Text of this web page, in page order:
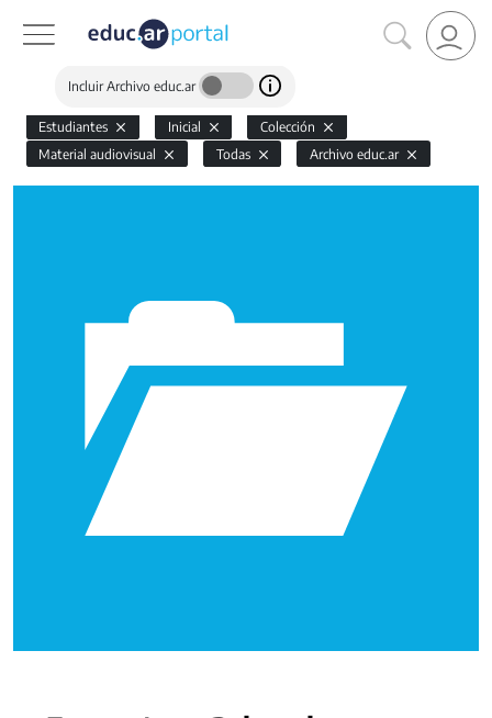
Incluir Archivo educ.ar
Estudiantes Inicial
Colección
Material audiovisual
Todas Archivo educ.ar